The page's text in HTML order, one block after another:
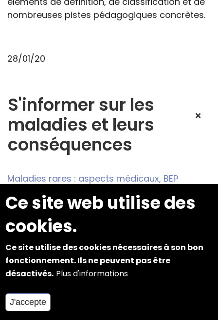
Ce site web utilise des
cookies.
Ce site utilise des cookies nécessaires à son bon
fonctionnement. Ils ne peuvent pas être
désactivés. Plus d'informations
J'accepte
nombreuses pistes pédagogiques concrètes.
28/01/20
S'informer sur les
maladies et leurs
conséquences
Maladies rares : aspects médicaux, BEP
Rendre l'école
accessible